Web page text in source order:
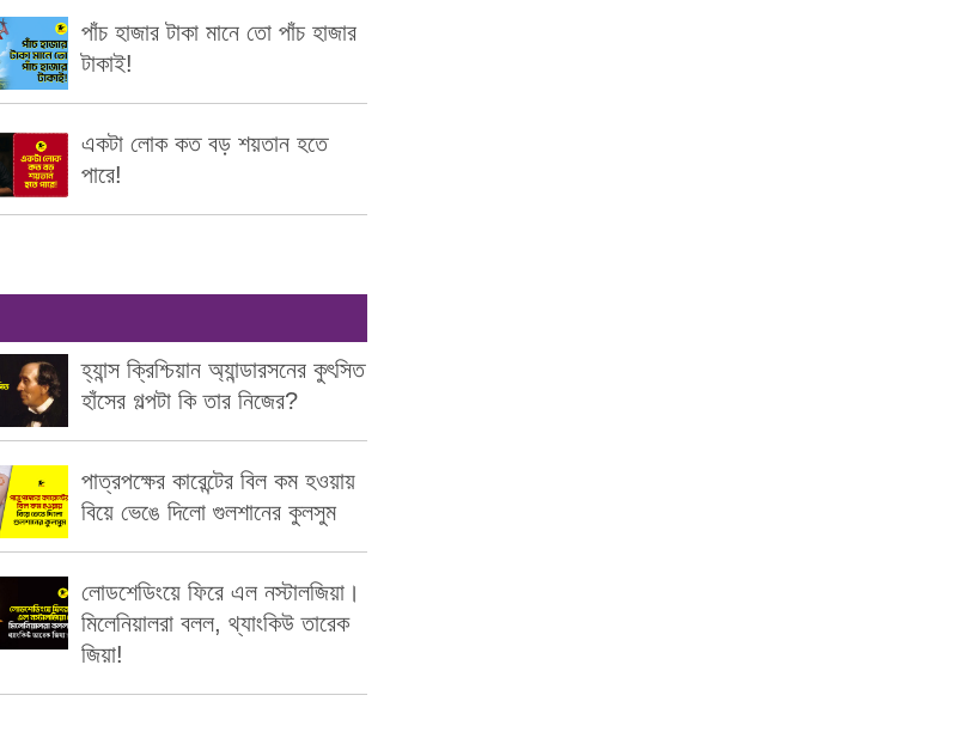
পাঁচ হাজার টাকা মানে তো পাঁচ হাজার
টাকাই!
একটা লোক কত বড় শয়তান হতে
পারে!
হ্যান্স ক্রিশ্চিয়ান অ্যান্ডারসনের কুৎসিত
হাঁসের গল্পটা কি তার নিজের?
পাত্রপক্ষের কারেন্টের বিল কম হওয়ায়
বিয়ে ভেঙে দিলো গুলশানের কুলসুম
লোডশেডিংয়ে ফিরে এল নস্টালজিয়া।
মিলেনিয়ালরা বলল, থ্যাংকিউ তারেক
জিয়া!